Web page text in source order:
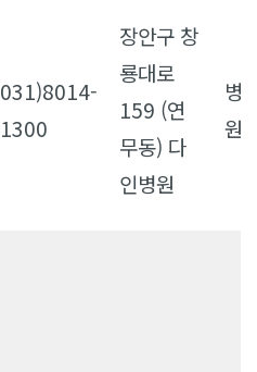
031)8014-
1300
장안구 창
룡대로
159 (연
무동) 다
인병원
병
원